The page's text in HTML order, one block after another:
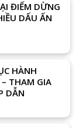
ĐIỂM DỪNG
DẤU ẤN
HÀNH
THAM GIA
DẪN